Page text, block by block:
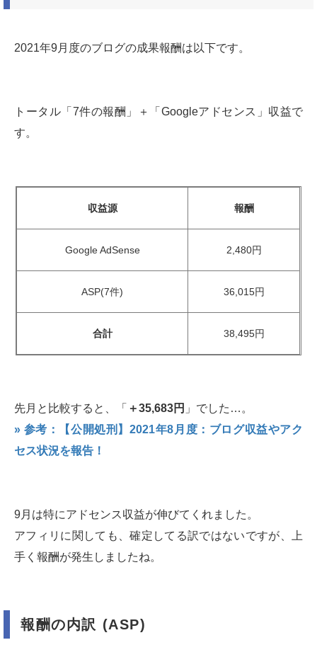
2021年9月度のブログの成果報酬は以下です。
トータル「7件の報酬」＋「Googleアドセンス」収益で
す。
収益源 報酬
Google AdSense 2,480円
ASP(7件) 36,015円
合計 38,495円
先月と比較すると、「 ＋35,683円 」でした…。
» 参考：【公開処刑】2021年8月度：ブログ収益やアク
セス状況を報告！
9月は特にアドセンス収益が伸びてくれました。
アフィリに関しても、確定してる訳ではないですが、上
手く報酬が発生しましたね。
報酬の内訳 (ASP)